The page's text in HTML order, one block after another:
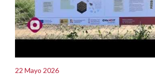
22 Mayo 2026